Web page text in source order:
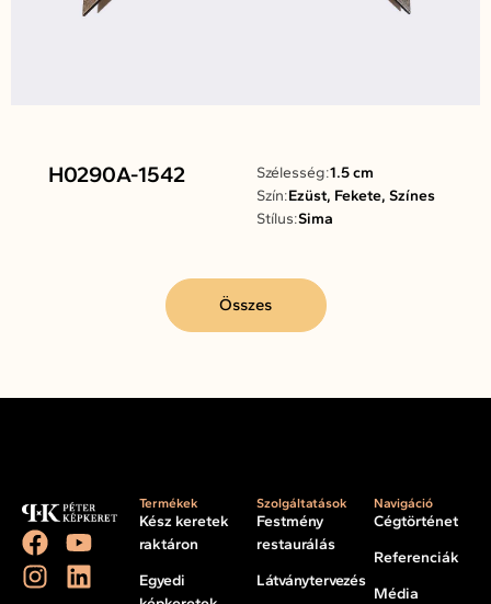
H0290A-1542 Szélesség:1.5 cm
Szín:Ezüst, Fekete, Színes
Stílus:Sima
Összes
Termékek
Kész keretek
raktáron
Egyedi
Szolgáltatások
Festmény
restaurálás
Látványtervezés
Navigáció
Cégtörténet
Referenciák
Média